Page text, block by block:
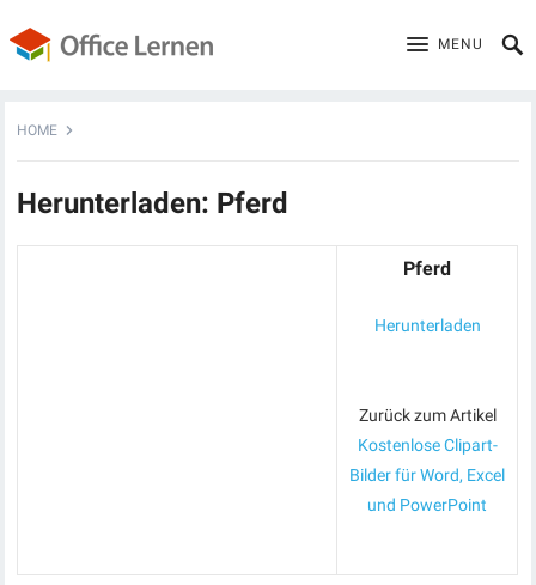
MENU
HOME
Herunterladen: Pferd
Pferd
Herunterladen
Zurück zum Artikel
Kostenlose Clipart-
Bilder für Word, Excel
und PowerPoint